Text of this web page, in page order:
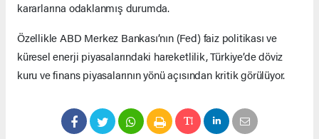
kararlarına odaklanmış durumda.
Özellikle ABD Merkez Bankası’nın (Fed) faiz politikası ve
küresel enerji piyasalarındaki hareketlilik, Türkiye’de döviz
kuru ve finans piyasalarının yönü açısından kritik görülüyor.